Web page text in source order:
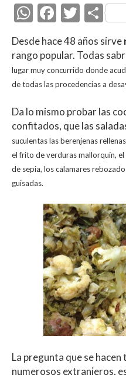
W
h
at
s
A
p
p
F
ac
e
b
o
o
k
T
w
itt
er
C
o
m
p
ar
ti
r
Desde hace 48 años sirve
rango popular. Todas
lugar muy concurrido donde
de todas las procedencias a
Da lo mismo probar las
confitados, que las
suculentas las berenjenas
el frito de verduras mallorquín,
de sepia, los calamares
guisadas.
La pregunta que se
numerosos extranjeros,